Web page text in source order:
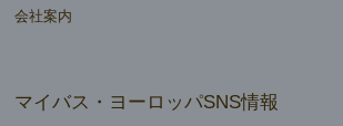
会社案内
マイバス・ヨーロッパSNS情報